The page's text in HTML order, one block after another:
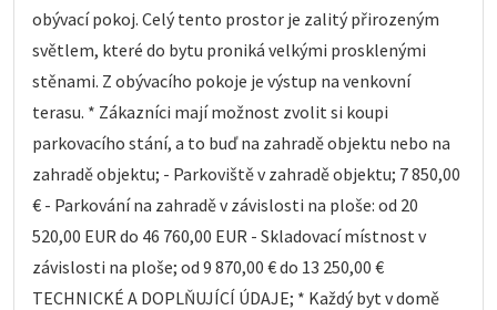
obývací pokoj. Celý tento prostor je zalitý přirozeným
světlem, které do bytu proniká velkými prosklenými
stěnami. Z obývacího pokoje je výstup na venkovní
terasu. * Zákazníci mají možnost zvolit si koupi
parkovacího stání, a to buď na zahradě objektu nebo na
zahradě objektu; - Parkoviště v zahradě objektu; 7 850,00
€ - Parkování na zahradě v závislosti na ploše: od 20
520,00 EUR do 46 760,00 EUR - Skladovací místnost v
závislosti na ploše; od 9 870,00 € do 13 250,00 €
TECHNICKÉ A DOPLŇUJÍCÍ ÚDAJE; * Každý byt v domě